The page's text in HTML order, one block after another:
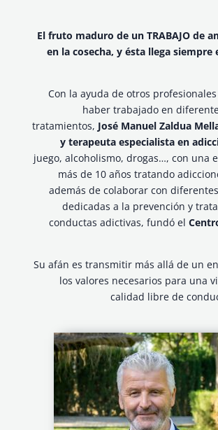
El fruto maduro de un TRABAJO de
en la cosecha, y ésta llega siempre
Con la ayuda de otros
haber trabajado en
tratamientos, José Manuel Zaldua
y terapeuta especialista en
juego, alcoholismo, drogas…, con una
más de 10 años tratando
además de colaborar con
dedicadas a la prevención y
conductas adictivas, fundó el
Su afán es transmitir más allá de un
los valores necesarios para una
calidad libre de